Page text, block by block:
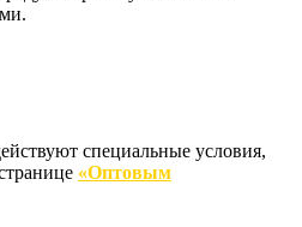
специальные условия,
«Оптовым